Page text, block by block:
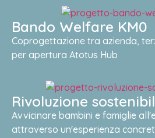
Bando Welfare KM0
Coprogettazione tra azienda,
per apertura Atotus Hub
Rivoluzione
Avvicinare bambini e famiglie
attraverso un'esperienza